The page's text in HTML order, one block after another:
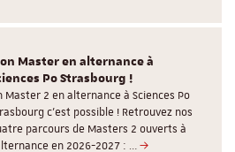
Master en alternance à
Po Strasbourg !
Master 2 en alternance à Sciences Po
c'est possible ! Retrouvez nos
parcours de Masters 2 ouverts à
en 2026-2027 : …